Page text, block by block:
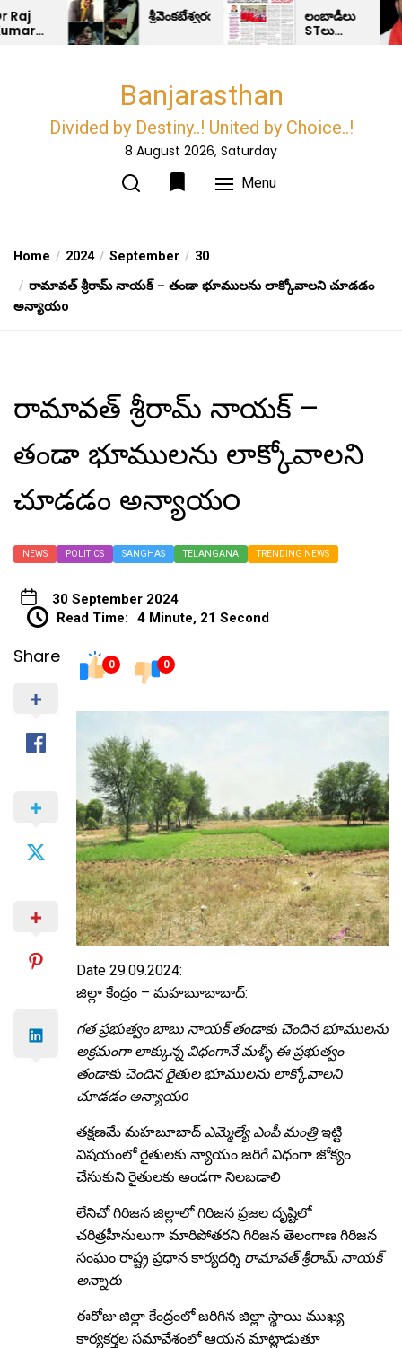
Skip
to
లంబాడీలు
STలు
కాదా..?
Banjarasthan
Divided by Destiny..! United by Choice..!
8 August 2026, Saturday
Menu
Home 2024 September
30
రామావత్ శ్రీరామ్ నాయక్ – తండా భూములను లాక్కోవాలని చూడడం
అన్యాయo
రామావత్ శ్రీరామ్ నాయక్ –
తండా భూములను లాక్కోవాలని
చూడడం అన్యాయo
NEWS POLITICS SANGHAS TELANGANA TRENDING NEWS
30 September 2024
Read Time:
4 Minute, 21 Second
Share 0 0
Date 29.09.2024:
జిల్లా కేంద్రం – మహబూబాబాద్:
గత ప్రభుత్వం బాబు నాయక్ తండాకు చెందిన భూములను
అక్రమంగా లాక్కున్న విధంగానే మళ్ళీ ఈ ప్రభుత్వం
తండాకు చెందిన రైతుల భూములను లాక్కోవాలని
చూడడం అన్యాయo
తక్షణమే మహబూబాద్ ఎమ్మెల్యే ఎంపీ మంత్రిఇట్టి
విషయంలో రైతులకు న్యాయం జరిగే విధంగా జోక్యం
చేసుకుని రైతులకు అండగా నిలబడాలి
లేనిచో గిరిజన జిల్లాలో గిరిజన ప్రజల దృష్టిలో
చరిత్రహీనులుగా మారిపోతరని గిరిజన తెలంగాణ గిరిజన
సంఘం రాష్ట్ర ప్రధాన కార్యదర్శి రామావత్ శ్రీరామ్ నాయక్
అన్నారు .
ఈరోజు జిల్లా కేంద్రంలో జరిగిన జిల్లా స్థాయి ముఖ్య
కార్యకర్తల సమావేశంలో ఆయన మాట్లాడుతూ